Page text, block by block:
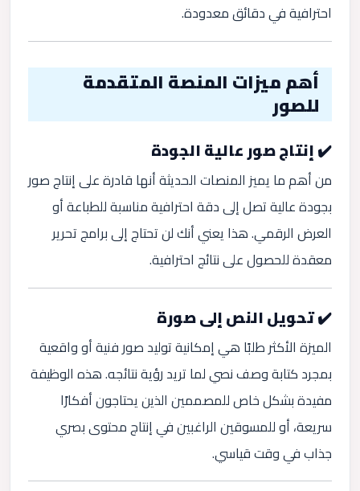
احترافية في دقائق معدودة.
أهم ميزات المنصة المتقدمة
للصور
✔️ إنتاج صور عالية الجودة
من أهم ما يميز المنصات الحديثة أنها قادرة على إنتاج صور
بجودة عالية تصل إلى دقة احترافية مناسبة للطباعة أو
العرض الرقمي. هذا يعني أنك لن تحتاج إلى برامج تحرير
معقدة للحصول على نتائج احترافية.
✔️ تحويل النص إلى صورة
الميزة الأكثر طلبًا هي إمكانية توليد صور فنية أو واقعية
بمجرد كتابة وصف نصي لما تريد رؤية نتائجه. هذه الوظيفة
مفيدة بشكل خاص للمصممين الذين يحتاجون أفكارًا
سريعة، أو للمسوقين الراغبين في إنتاج محتوى بصري
جذاب في وقت قياسي.